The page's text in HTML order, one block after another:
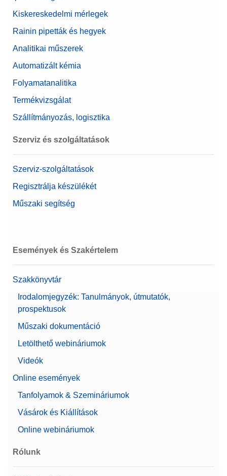
Kiskereskedelmi mérlegek
Rainin pipetták és hegyek
Analitikai műszerek
Automatizált kémia
Folyamatanalitika
Termékvizsgálat
Szállítmányozás, logisztika
Szerviz és szolgáltatások
Szerviz-szolgáltatások
Regisztrálja készülékét
Műszaki segítség
Események és Szakértelem
Szakkönyvtár
Irodalomjegyzék: Tanulmányok, útmutatók,
prospektusok
Műszaki dokumentáció
Letölthető webináriumok
Videók
Online események
Tanfolyamok & Szemináriumok
Vásárok és Kiállítások
Online webináriumok
Rólunk